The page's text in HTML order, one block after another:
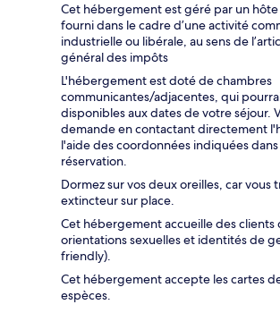
Cet hébergement est géré par un
fourni dans le cadre d’une activité
industrielle ou libérale, au sens de
général des impôts
L'hébergement est doté de chambres
communicantes/adjacentes, qui
disponibles aux dates de votre séjour.
demande en contactant directement
l'aide des coordonnées indiquées
réservation.
Dormez sur vos deux oreilles, car vous
extincteur sur place.
Cet hébergement accueille des clients
orientations sexuelles et identités de
friendly).
Cet hébergement accepte les cartes
espèces.